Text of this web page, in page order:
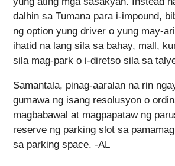
dalhin sa Tumana para i-impound,
ng option yung driver o yung may-
ihatid na lang sila sa bahay, mall,
sila mag-park o i-diretso sila sa
Samantala, pinag-aaralan na rin
gumawa ng isang resolusyon o
magbabawal at magpapataw ng
reserve ng parking slot sa
sa parking space. -AL